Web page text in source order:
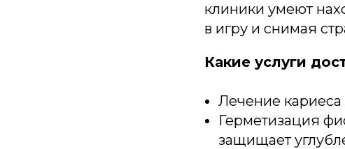
клиники умеют
в игру и снимая
Какие услуги
Лечение
Герметизация
защищает